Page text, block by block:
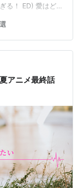
る！ ED) 愛はど
るカバー曲の中
さんがこれカバー
った) 最近ずっと
か ・「スイート
小市民シリーズ
アニメ最終話